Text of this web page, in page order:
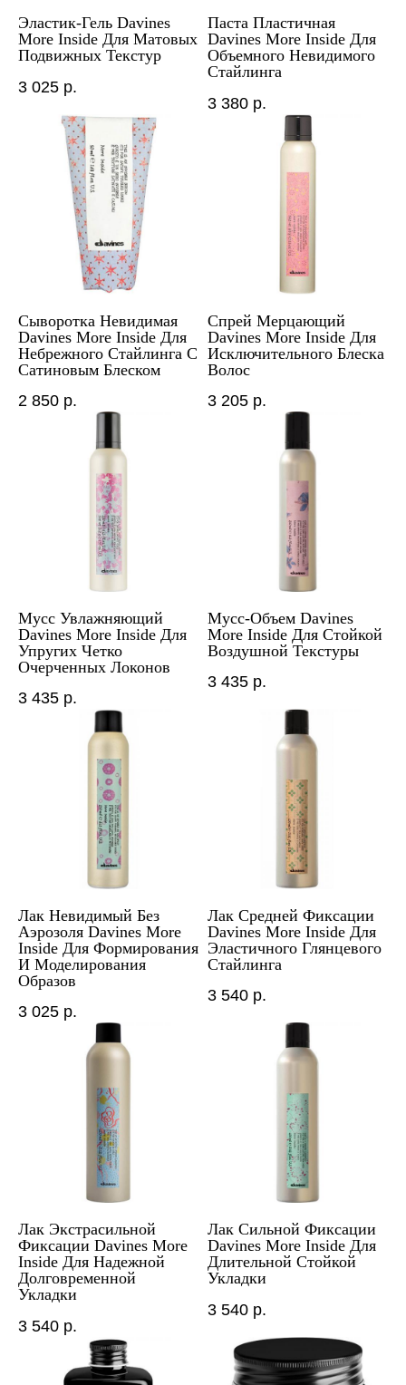
Эластик-Гель Davines
More Inside Для Матовых
Подвижных Текстур
3 025 р.
Паста Пластичная
Davines More Inside Для
Объемного Невидимого
Стайлинга
3 380 р.
Сыворотка Невидимая
Davines More Inside Для
Небрежного Стайлинга С
Сатиновым Блеском
2 850 р.
Спрей Мерцающий
Davines More Inside Для
Исключительного Блеска
Волос
3 205 р.
Мусс Увлажняющий
Davines More Inside Для
Упругих Четко
Очерченных Локонов
3 435 р.
Мусс-Объем Davines
More Inside Для Стойкой
Воздушной Текстуры
3 435 р.
Лак Невидимый Без
Аэрозоля Davines More
Inside Для Формирования
И Моделирования
Образов
3 025 р.
Лак Средней Фиксации
Davines More Inside Для
Эластичного Глянцевого
Стайлинга
3 540 р.
Лак Экстрасильной
Фиксации Davines More
Inside Для Надежной
Долговременной
Укладки
3 540 р.
Лак Сильной Фиксации
Davines More Inside Для
Длительной Стойкой
Укладки
3 540 р.